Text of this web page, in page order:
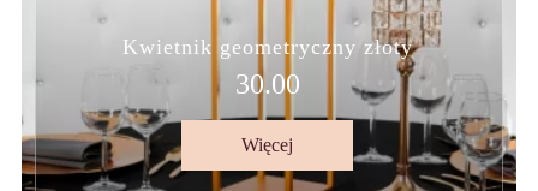
Kwietnik geometryczny złoty
30.00
Więcej